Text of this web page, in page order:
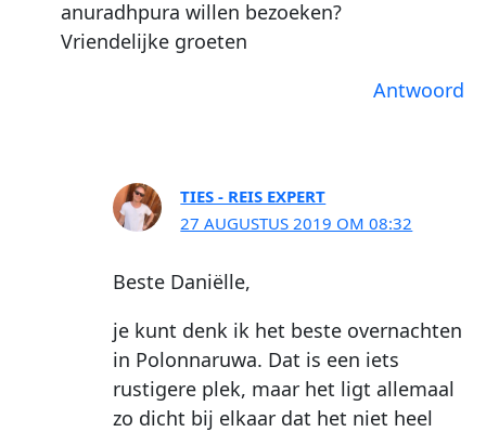
anuradhpura willen bezoeken?
Vriendelijke groeten
Antwoord
TIES - REIS EXPERT
27 AUGUSTUS 2019 OM 08:32
Beste Daniëlle,
je kunt denk ik het beste overnachten
in Polonnaruwa. Dat is een iets
rustigere plek, maar het ligt allemaal
zo dicht bij elkaar dat het niet heel